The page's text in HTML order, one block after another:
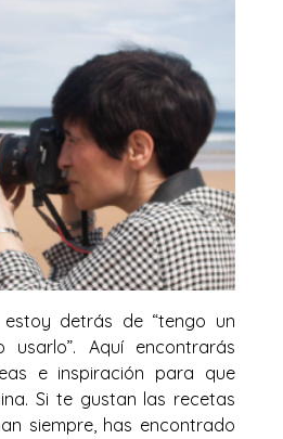
detrás de “tengo un
Aquí encontrarás
e inspiración para que
Si te gustan las recetas
siempre, has encontrado